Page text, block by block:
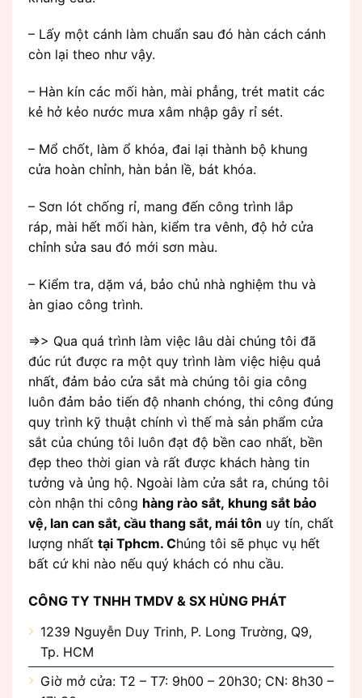
– Lấy một cánh làm chuẩn sau đó hàn cách cánh
còn lại theo như vậy.
– Hàn kín các mối hàn, mài phẳng, trét matit các
kẻ hở kẻo nước mưa xâm nhập gây rỉ sét.
– Mổ chốt, làm ổ khóa, đai lại thành bộ khung
cửa hoàn chỉnh, hàn bản lề, bát khóa.
– Sơn lót chống rỉ, mang đến công trình lắp
ráp, mài hết mối hàn, kiểm tra vênh, độ hở cửa
chỉnh sửa sau đó mới sơn màu.
– Kiểm tra, dặm vá, bảo chủ nhà nghiệm thu và
àn giao công trình.
=>> Qua quá trình làm việc lâu dài chúng tôi đã
đúc rút được ra một quy trình làm việc hiệu quả
nhất, đảm bảo cửa sắt mà chúng tôi gia công
luôn đảm bảo tiến độ nhanh chóng, thi công đúng
quy trình kỹ thuật chính vì thế mà sản phẩm cửa
sắt của chúng tôi luôn đạt độ bền cao nhất, bền
đẹp theo thời gian và rất được khách hàng tin
tưởng và ủng hộ. Ngoài làm cửa sắt ra, chúng tôi
còn nhận thi công hàng rào sắt, khung sắt bảo
vệ, lan can sắt, cầu thang sắt, mái tôn uy tín, chất
lượng nhất tại Tphcm. Chúng tôi sẽ phục vụ hết
bất cứ khi nào nếu quý khách có nhu cầu.
CÔNG TY TNHH TMDV & SX HÙNG PHÁT
1239 Nguyễn Duy Trinh, P. Long Trường, Q9,
Tp. HCM
Giờ mở cửa: T2 – T7: 9h00 – 20h30; CN: 8h30 –